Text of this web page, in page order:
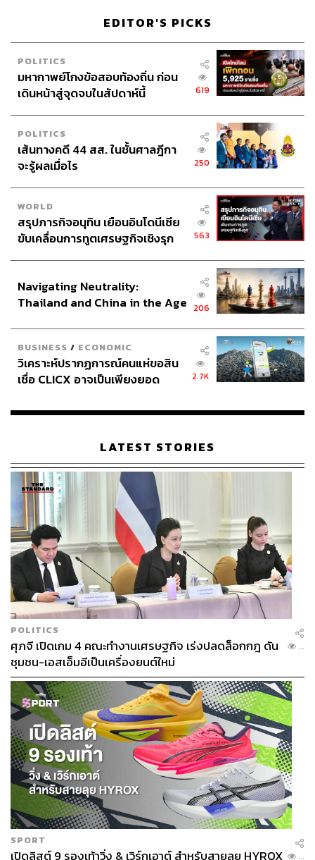
EDITOR'S PICKS
POLITICS
มหากาพย์โกงข้อสอบท้องถิ่น ก่อน
เดินหน้าสู่จุดจบในสัปดาห์นี้
619
POLITICS
เส้นทางคดี 44 สส. ในชั้นศาลฎีกา
จะรู้ผลเมื่อไร
250
WORLD
สรุปภารกิจอนุทิน เยือนอินโดนีเซีย
ขับเคลื่อนการทูตเศรษฐกิจเชิงรุก
563
Navigating Neutrality:
Thailand and China in the Age
206
BUSINESS / ECONOMIC
วิเคราะห์ปรากฏการณ์คนแห่ขอสิน
เชื่อ CLICX อาจเป็นเพียงยอด
เรือนไทยที่ถูกซุกไว้
2.7K
LATEST STORIES
POLITICS
ศุภจี เปิดเกม 4 คณะทำงานเศรษฐกิจ เร่งปลดล็อกกฎ ดัน
ชุมชน-เอสเอ็มอีเป็นเครื่องยนต์ใหม่
...
SPORT
เปิดลิสต์ 9 รองเท้าวิ่ง & เวิร์กเอาต์ สำหรับสายลุย HYROX ...